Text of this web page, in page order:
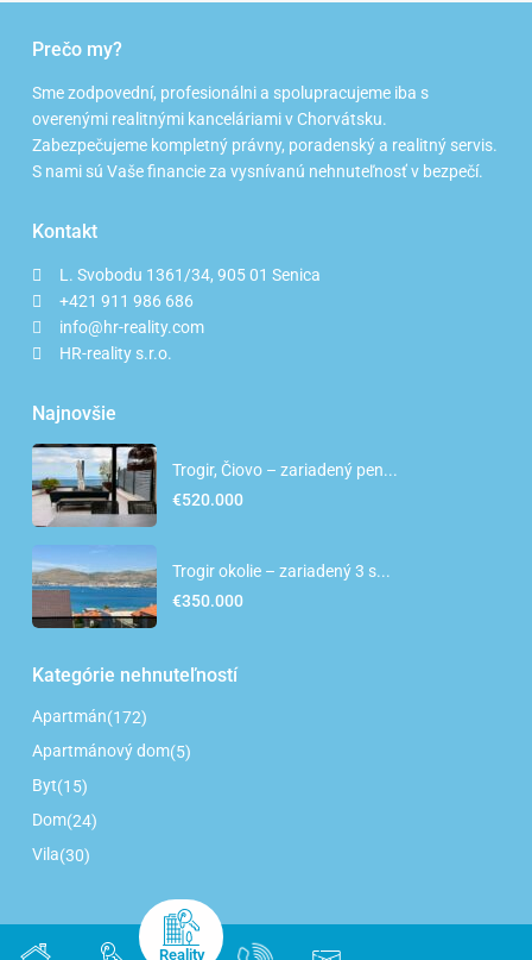
Reality
Prečo my?
Sme zodpovední, profesionálni a spolupracujeme iba s
overenými realitnými kanceláriami v Chorvátsku.
Zabezpečujeme kompletný právny, poradenský a realitný servis.
S nami sú Vaše financie za vysnívanú nehnuteľnosť v bezpečí.
Kontakt
L. Svobodu 1361/34, 905 01 Senica
+421 911 986 686
info@hr-reality.com
HR-reality s.r.o.
Najnovšie
Trogir, Čiovo – zariadený pen...
€520.000
Trogir okolie – zariadený 3 s...
€350.000
Kategórie nehnuteľností
Apartmán(172)
Apartmánový dom(5)
Byt(15)
Dom(24)
Vila(30)
Copyright HR-Reality. All Rights Reserved.